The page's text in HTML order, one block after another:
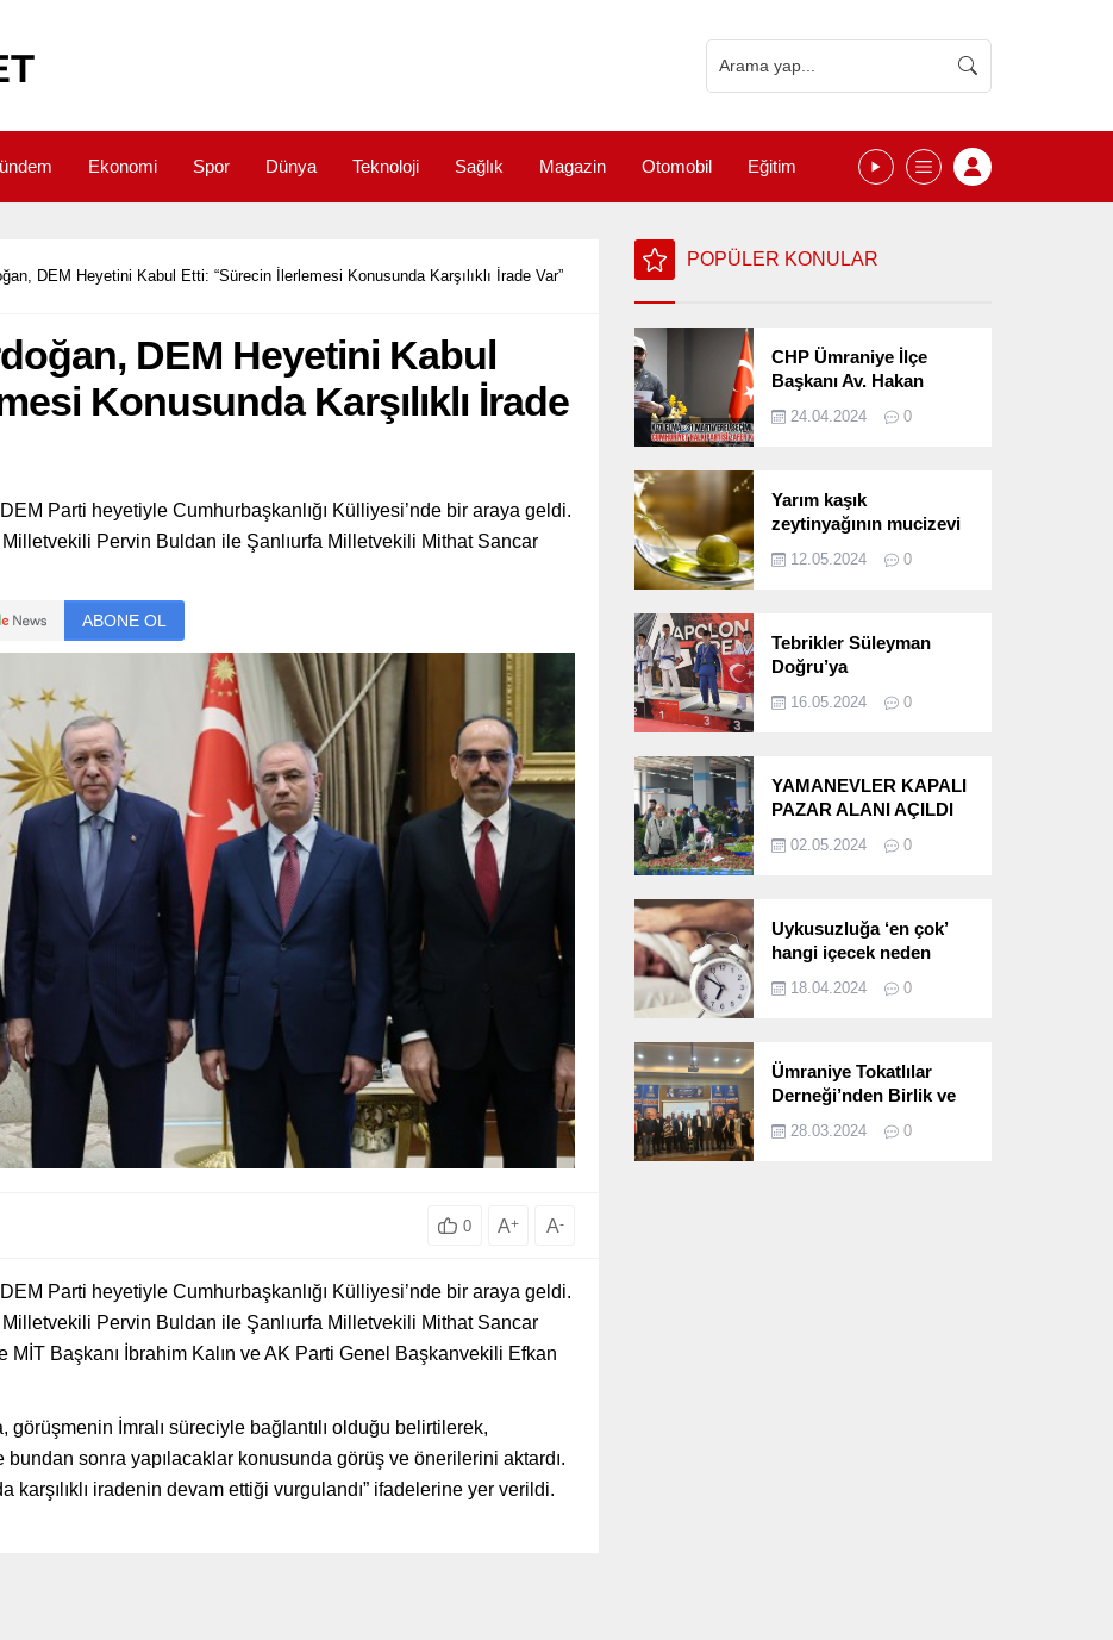
Ekonomi Spor Dünya Teknoloji Sağlık Magazin Otomobil Eğitim
DEM Heyetini Kabul Etti: “Sürecin İlerlemesi Konusunda Karşılıklı İrade Var”
DEM Heyetini Kabul
Konusunda Karşılıklı İrade
Parti heyetiyle Cumhurbaşkanlığı Külliyesi’nde bir araya geldi.
Pervin Buldan ile Şanlıurfa Milletvekili Mithat Sancar
ABONE OL
0 A+ A-
Parti heyetiyle Cumhurbaşkanlığı Külliyesi’nde bir araya geldi.
Pervin Buldan ile Şanlıurfa Milletvekili Mithat Sancar
MİT Başkanı İbrahim Kalın ve AK Parti Genel Başkanvekili Efkan
görüşmenin İmralı süreciyle bağlantılı olduğu belirtilerek,
sonra yapılacaklar konusunda görüş ve önerilerini aktardı.
iradenin devam ettiği vurgulandı” ifadelerine yer verildi.
POPÜLER KONULAR
CHP Ümraniye İlçe
Başkanı Av. Hakan
Seçimlerini
24.04.2024 0
Yarım kaşık
zeytinyağının mucizevi
12.05.2024 0
Tebrikler Süleyman
Doğru’ya
16.05.2024 0
YAMANEVLER KAPALI
PAZAR ALANI AÇILDI
02.05.2024 0
Uykusuzluğa ‘en çok’
hangi içecek neden
18.04.2024 0
Ümraniye Tokatlılar
Derneği’nden Birlik ve
Programı
28.03.2024 0